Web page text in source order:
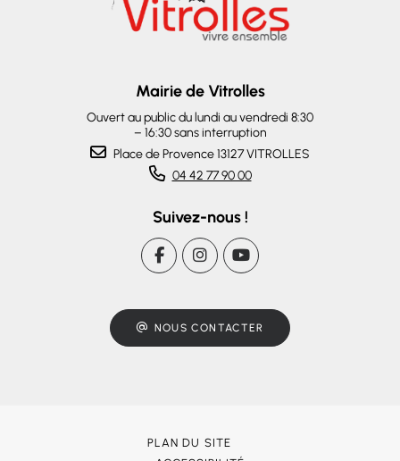
Mairie de Vitrolles
Ouvert au public du lundi au vendredi 8:30
– 16:30 sans interruption
Place de Provence 13127 VITROLLES
04 42 77 90 00
Suivez-nous !
NOUS CONTACTER
PLAN DU SITE